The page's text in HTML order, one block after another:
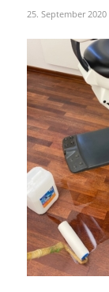
25. September 2020